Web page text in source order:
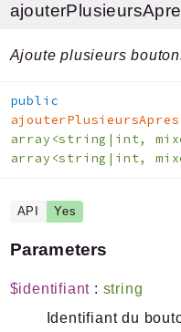
Ajoute plusieurs
public
ajouterPlusieursApres
array<string|int,
array<string|int,
API Yes
Parameters
$identifiant : string
Identifiant du